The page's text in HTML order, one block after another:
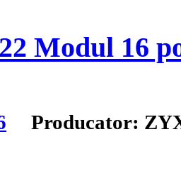
Modul 16
Producator: